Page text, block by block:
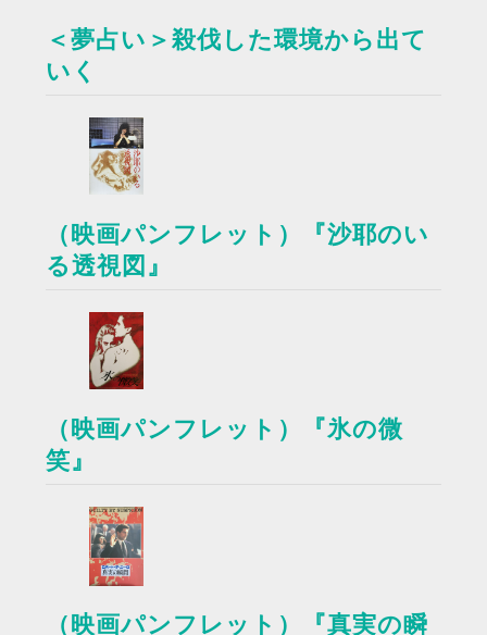
＜夢占い＞殺伐した環境から出て
いく
（映画パンフレット）『沙耶のい
る透視図』
（映画パンフレット）『氷の微
笑』
（映画パンフレット）『真実の瞬